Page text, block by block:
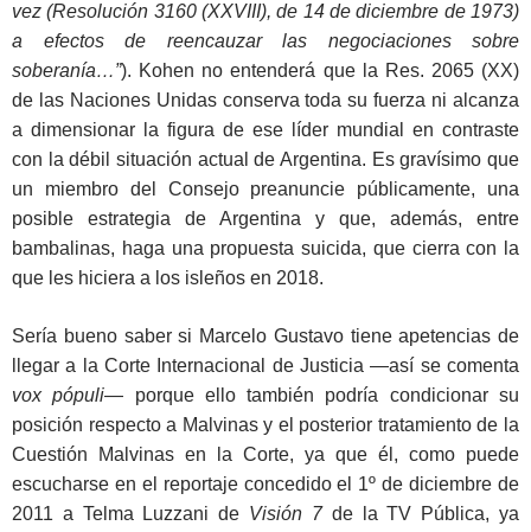
vez (Resolución 3160 (XXVIII), de 14 de diciembre de 1973)
a efectos de reencauzar las negociaciones sobre
soberanía…”). Kohen no entenderá que la Res. 2065 (XX)
de las Naciones Unidas conserva toda su fuerza ni alcanza
a dimensionar la figura de ese líder mundial en contraste
con la débil situación actual de Argentina. Es gravísimo que
un miembro del Consejo preanuncie públicamente, una
posible estrategia de Argentina y que, además, entre
bambalinas, haga una propuesta suicida, que cierra con la
que les hiciera a los isleños en 2018.
Sería bueno saber si Marcelo Gustavo tiene apetencias de
llegar a la Corte Internacional de Justicia —así se comenta
vox pópuli— porque ello también podría condicionar su
posición respecto a Malvinas y el posterior tratamiento de la
Cuestión Malvinas en la Corte, ya que él, como puede
escucharse en el reportaje concedido el 1º de diciembre de
2011 a Telma Luzzani de Visión 7de la TV Pública, ya